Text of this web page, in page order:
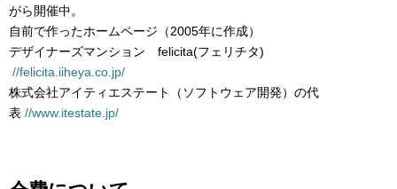
がら開催中。
自前で作ったホームページ（2005年に作成）
デザイナーズマンション felicita(フェリチタ)
//felicita.iiheya.co.jp/
株式会社アイティエステート（ソフトウェア開発）の代
表 //www.itestate.jp/